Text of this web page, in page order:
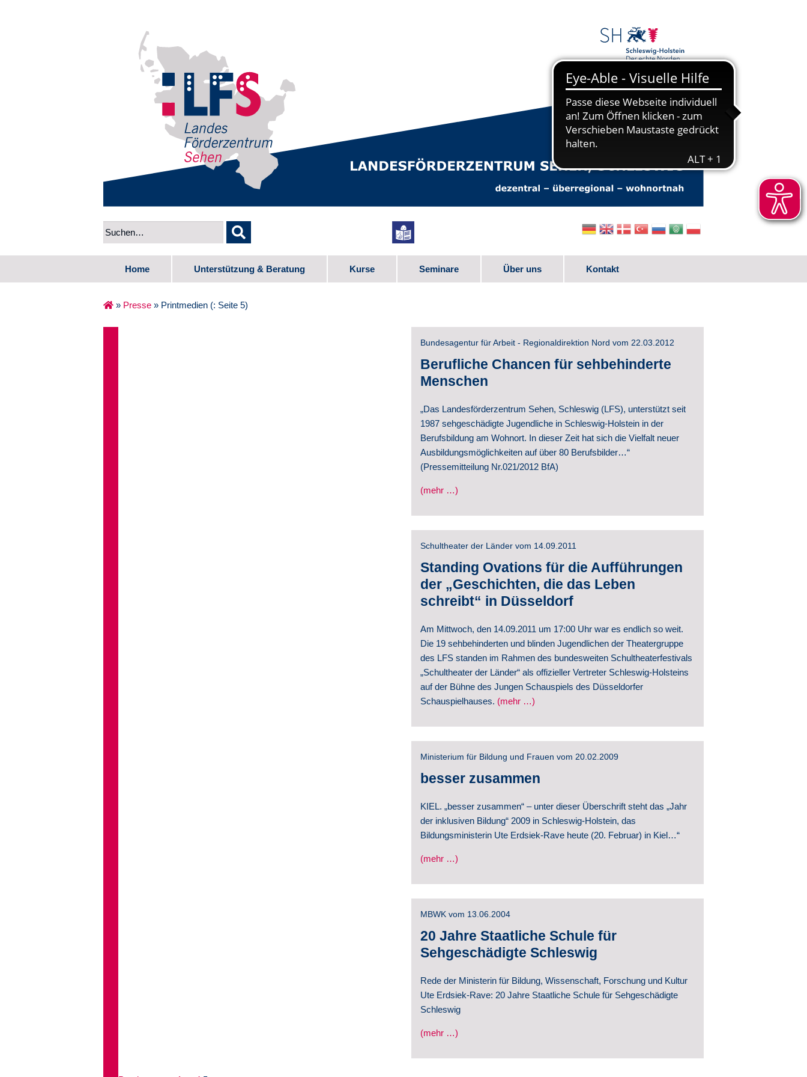
Home Unterstützung & Beratung Kurse Seminare Über uns
Downloads
Partner
Videos
Schul­entwicklung
Presse & Archiv
Kontakt
» Presse » Printmedien (: Seite 5)
Bundesagentur für Arbeit - Regionaldirektion Nord vom 22.03.2012
Berufliche Chancen für sehbehinderte
Menschen
„Das Landesförderzentrum Sehen, Schleswig (LFS), unterstützt seit
1987 sehgeschädigte Jugendliche in Schleswig-Holstein in der
Berufsbildung am Wohnort. In dieser Zeit hat sich die Vielfalt neuer
Ausbildungsmöglichkeiten auf über 80 Berufsbilder…“
(Pressemitteilung Nr.021/2012 BfA)
(mehr …)
Schultheater der Länder vom 14.09.2011
Standing Ovations für die Aufführungen
der „Geschichten, die das Leben
schreibt“ in Düsseldorf
Am Mittwoch, den 14.09.2011 um 17:00 Uhr war es endlich so weit.
Die 19 sehbehinderten und blinden Jugendlichen der Theatergruppe
des LFS standen im Rahmen des bundesweiten Schultheaterfestivals
„Schultheater der Länder“ als offizieller Vertreter Schleswig-Holsteins
auf der Bühne des Jungen Schauspiels des Düsseldorfer
Schauspielhauses. (mehr …)
Ministerium für Bildung und Frauen vom 20.02.2009
besser zusammen
KIEL. „besser zusammen“ – unter dieser Überschrift steht das „Jahr
der inklusiven Bildung“ 2009 in Schleswig-Holstein, das
Bildungsministerin Ute Erdsiek-Rave heute (20. Februar) in Kiel…“
(mehr …)
MBWK vom 13.06.2004
20 Jahre Staatliche Schule für
Sehgeschädigte Schleswig
Rede der Ministerin für Bildung, Wissenschaft, Forschung und Kultur
Ute Erdsiek-Rave: 20 Jahre Staatliche Schule für Sehgeschädigte
Schleswig
(mehr …)